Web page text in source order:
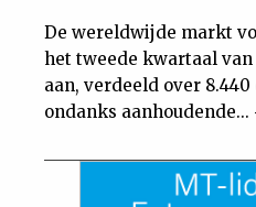
De wereldwijde markt
het tweede kwartaal
aan, verdeeld over
ondanks aanhoudende...